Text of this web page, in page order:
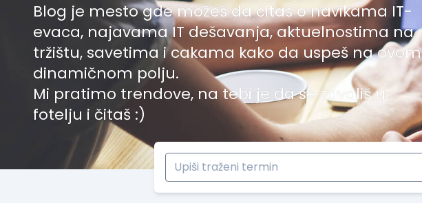
Blog je mesto gde možeš da čitaš o navikama IT-
evaca, najavama IT dešavanja, aktuelnostima na
tržištu, savetima i cakama kako da uspeš na ovom
dinamičnom polju.
Mi pratimo trendove, na tebi je da se zavališ u
fotelju i čitaš :)